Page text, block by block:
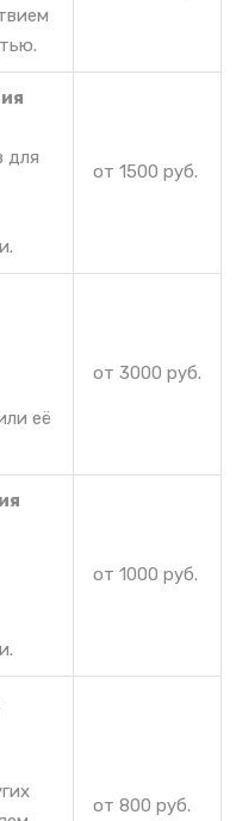
для
от 1500 руб.
её
от 3000 руб.
от 1000 руб.
от 800 руб.